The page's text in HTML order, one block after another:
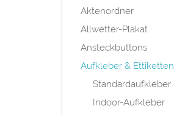
Aktenordner
Allwetter-Plakat
Ansteckbuttons
Aufkleber & Ettiketten
Standardaufkleber
Indoor-Aufkleber